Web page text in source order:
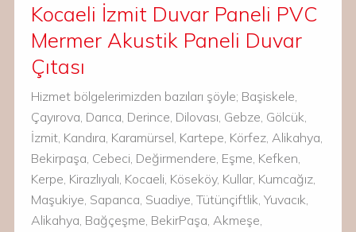
Kocaeli İzmit Duvar Paneli PVC
Mermer Akustik Paneli Duvar
Çıtası
Hizmet bölgelerimizden bazıları şöyle; Başiskele,
Çayırova, Darıca, Derince, Dilovası, Gebze, Gölcük,
İzmit, Kandıra, Karamürsel, Kartepe, Körfez, Alikahya,
Bekirpaşa, Cebeci, Değirmendere, Eşme, Kefken,
Kerpe, Kirazlıyalı, Kocaeli, Köseköy, Kullar, Kumcağız,
Maşukiye, Sapanca, Suadiye, Tütünçiftlik, Yuvacık,
Alikahya, Bağçeşme, BekirPaşa, Akmeşe,